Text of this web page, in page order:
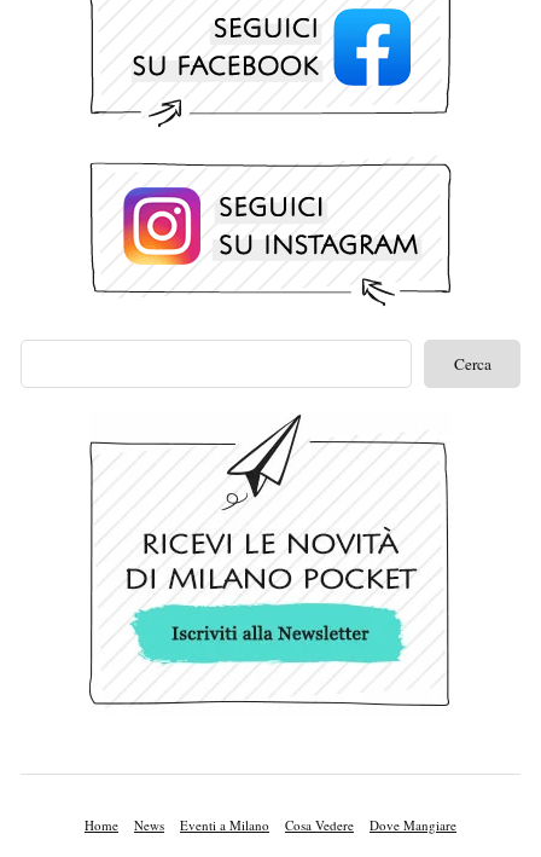
Home News Eventi a Milano Cosa Vedere Dove Mangiare